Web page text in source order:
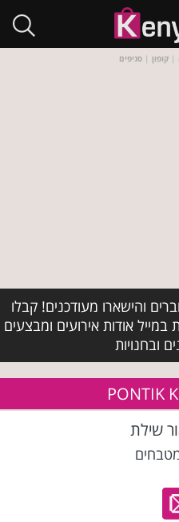
| קופון | סניפים
והישארו מעודכנים! קבלו
במייל אודות אירועים ומבצעים
ובחנויות
שילת